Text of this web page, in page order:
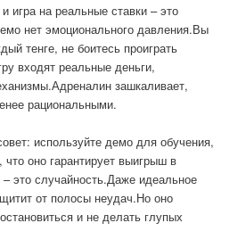
игра на реальные ставки – это
нет эмоционального давления.Вы
тенге, не боитесь проиграть
входят реальные деньги,
зашкаливает,
рациональными.
используйте демо для обучения,
что оно гарантирует выигрыш в
это случайность.Даже идеальное
от полосы неудач.Но оно
и не делать глупых